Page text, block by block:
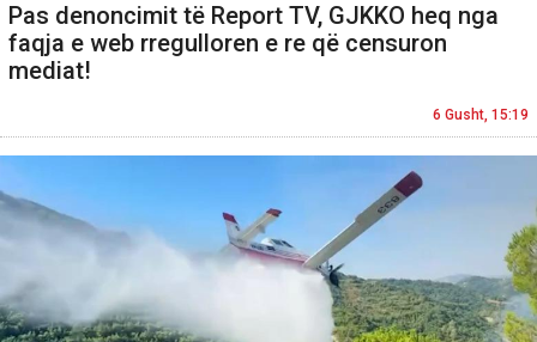
Pas denoncimit të Report TV, GJKKO heq nga
faqja e web rregulloren e re që censuron
mediat!
6 Gusht, 15:19